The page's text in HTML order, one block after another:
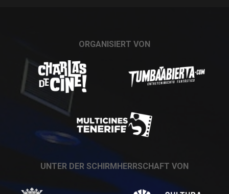
ORGANISIERT VON
UNTER DER SCHIRMHERRSCHAFT VON